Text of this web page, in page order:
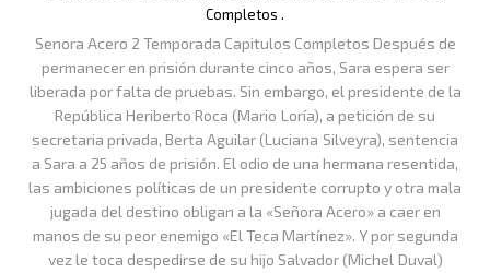
Completos .
Senora Acero 2 Temporada Capitulos Completos Después de
permanecer en prisión durante cinco años, Sara espera ser
liberada por falta de pruebas. Sin embargo, el presidente de la
República Heriberto Roca (Mario Loría), a petición de su
secretaria privada, Berta Aguilar (Luciana Silveyra), sentencia
a Sara a 25 años de prisión. El odio de una hermana resentida,
las ambiciones políticas de un presidente corrupto y otra mala
jugada del destino obligan a la «Señora Acero» a caer en
manos de su peor enemigo «El Teca Martínez». Y por segunda
vez le toca despedirse de su hijo Salvador (Michel Duval)